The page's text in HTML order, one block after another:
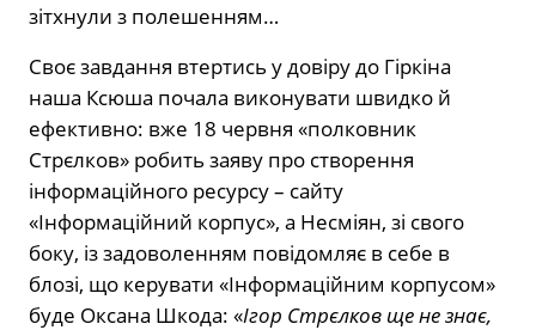
зітхнули з полешенням…
Своє завдання втертись у довіру до Гіркіна
наша Ксюша почала виконувати швидко й
ефективно: вже 18 червня «полковник
Стрєлков» робить заяву про створення
інформаційного ресурсу – сайту
«Інформаційний корпус», а Несміян, зі свого
боку, із задоволенням повідомляє в себе в
блозі, що керувати «Інформаційним корпусом»
буде Оксана Шкода: «Ігор Стрєлков ще не знає,